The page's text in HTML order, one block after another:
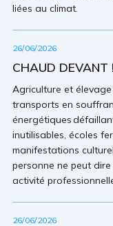
liées au climat.
26/06/2026
CHAUD DEVANT !
Agriculture et
transports en
énergétiques
inutilisables, écoles
manifestations
personne ne peut dire
activité
26/06/2026